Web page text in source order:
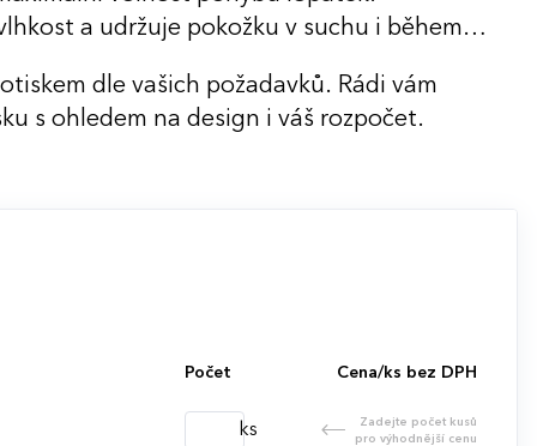
a udržuje pokožku v suchu i během
dle vašich požadavků. Rádi vám
s ohledem na design i váš rozpočet.
Počet Cena/ks bez DPH
ks
Zadejte počet kusů
pro výhodnější cenu